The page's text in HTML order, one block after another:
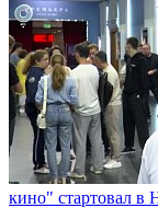
кино" стартовал в